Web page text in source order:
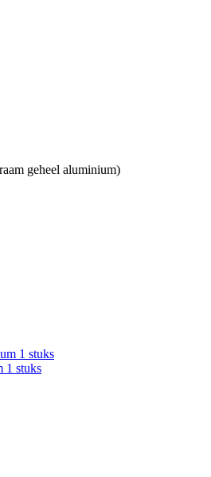
geheel aluminium)
1 stuks